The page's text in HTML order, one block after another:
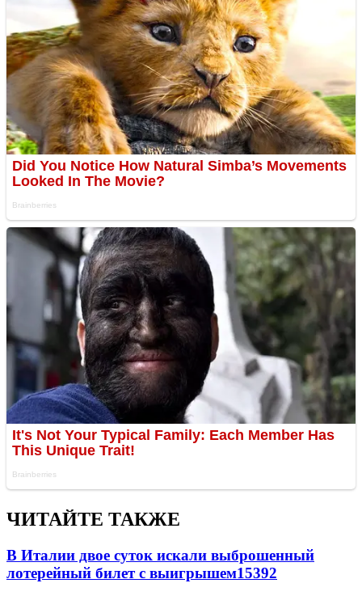
ЧИТАЙТЕ ТАКЖЕ
В Италии двое суток искали выброшенный
лотерейный билет с выигрышем15392